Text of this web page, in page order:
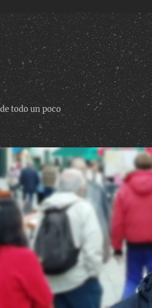
todo un poco